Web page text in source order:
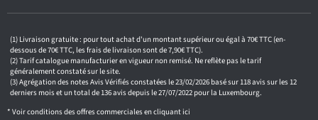
e
m
a
Livraison gratuite : pour tout achat d'un montant supérieur ou égal à 70€ TTC (en-
dessous de 70€ TTC, les frais de livraison sont de 7,90€ TTC).
Tarif catalogue manufacturier en vigueur non remisé. Ne reflète pas le tarif
généralement constaté sur le site.
Agrégation des notes Avis Vérifiés constatées le 23/02/2026 basé sur 118 avis sur les 12
derniers mois et un total de 136 avis depuis le 27/07/2022 pour la Luxembourg.
* Voir conditions des offres commerciales encliquant ici